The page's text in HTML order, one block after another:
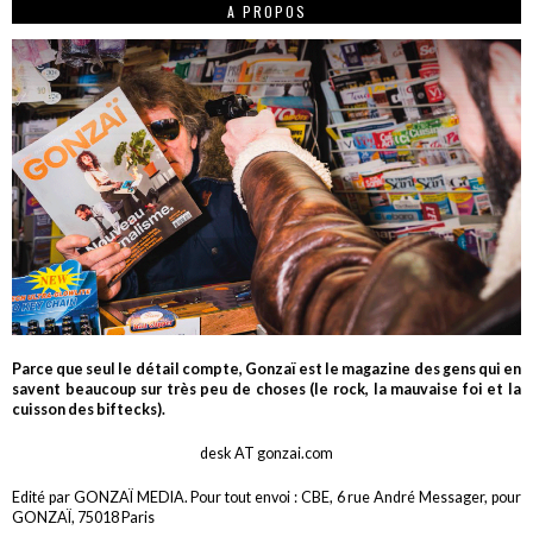
A PROPOS
Parce que seul le détail compte, Gonzaï est le magazine des gens qui en
savent beaucoup sur très peu de choses (le rock, la mauvaise foi et la
cuisson des biftecks).
desk AT gonzai.com
Edité par GONZAÏ MEDIA. Pour tout envoi : CBE, 6 rue André Messager, pour
GONZAÏ, 75018 Paris